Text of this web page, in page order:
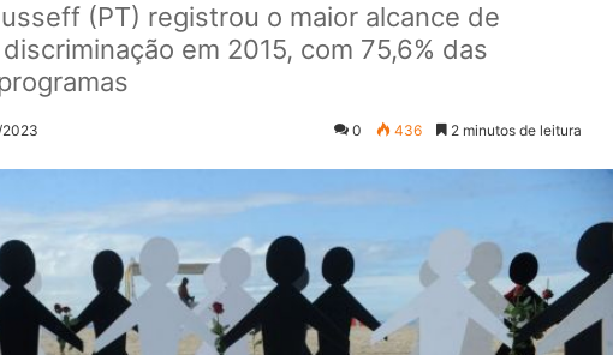
(PT) registrou o maior alcance de
em 2015, com 75,6% das
0 436 2 minutos de leitura